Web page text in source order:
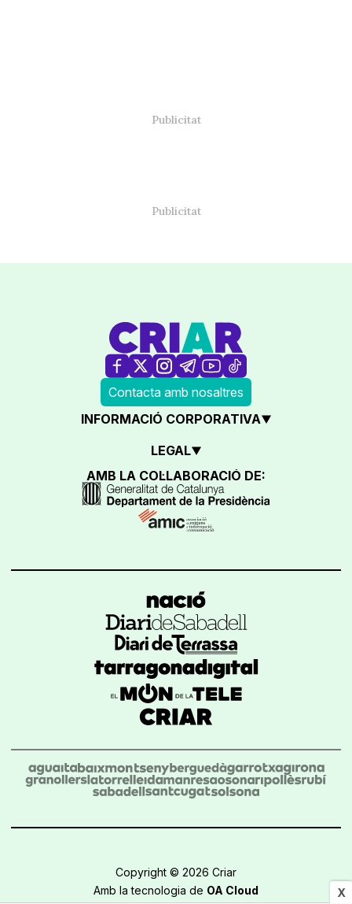
X
Contacta amb nosaltres
INFORMACIÓ CORPORATIVA
LEGAL
AMB LA COL·LABORACIÓ DE:
Copyright © 2026 Criar
Amb la tecnologia de OA Cloud